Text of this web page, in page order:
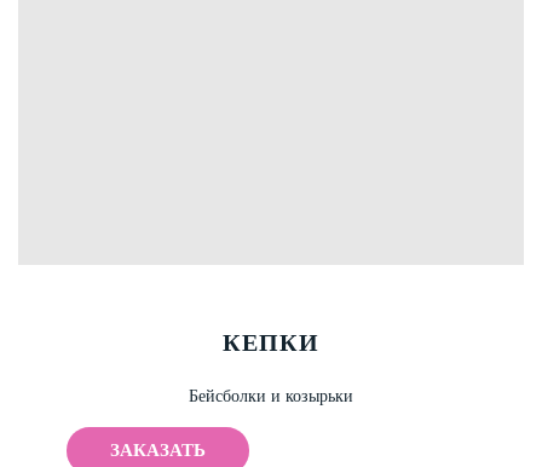
КЕПКИ
Бейсболки и козырьки
ЗАКАЗАТЬ